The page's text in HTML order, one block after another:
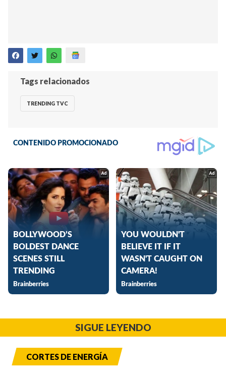
Tags relacionados
TRENDING TVC
SIGUE LEYENDO
CORTES DE ENERGÍA